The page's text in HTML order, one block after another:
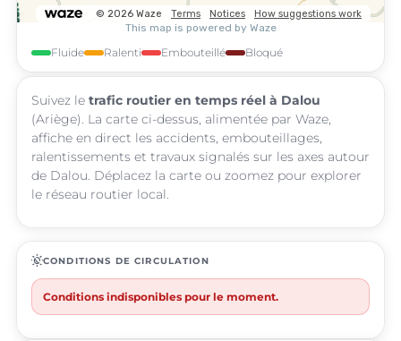
Fluide Ralenti Embouteillé Bloqué
Suivez le trafic routier en temps réel à Dalou
(Ariège). La carte ci-dessus, alimentée par Waze,
affiche en direct les accidents, embouteillages,
ralentissements et travaux signalés sur les axes autour
de Dalou. Déplacez la carte ou zoomez pour explorer
le réseau routier local.
routineCONDITIONS DE CIRCULATION
Conditions indisponibles pour le moment.